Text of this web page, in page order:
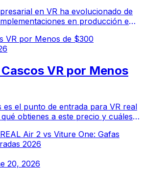
en VR ha evolucionado de
en producción en
analítica avanzada, integración
empresarial.
VR por Menos de $300
VR por Menos
es el punto de entrada para VR real
obtienes a este precio y cuáles
Air 2 vs Viture One: Gafas
2026
20, 2026